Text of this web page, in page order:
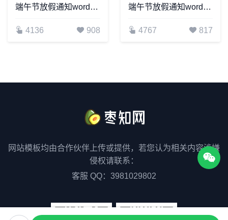
端午节放假通知word模板(12)
4136 908
端午节放假通知word模板(17)
4767 817
网站模板均由合作伙伴上传或提供，若您认为相关内容涉嫌
侵权请联系：
客服 QQ：3981029802